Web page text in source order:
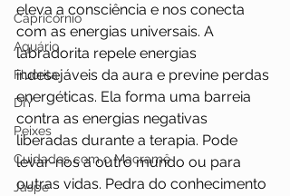
Capricórnio
Aquário
Fluorita
DIY
Peixes
Cuidados com o Macramê
Jaspe
eleva a consciência e nos conecta
com as energias universais. A
labradorita repele energias
indesejáveis da aura e previne perdas
energéticas. Ela forma uma barreia
contra as energias negativas
liberadas durante a terapia. Pode
levar-nos a outro mundo ou para
outras vidas. Pedra do conhecimento